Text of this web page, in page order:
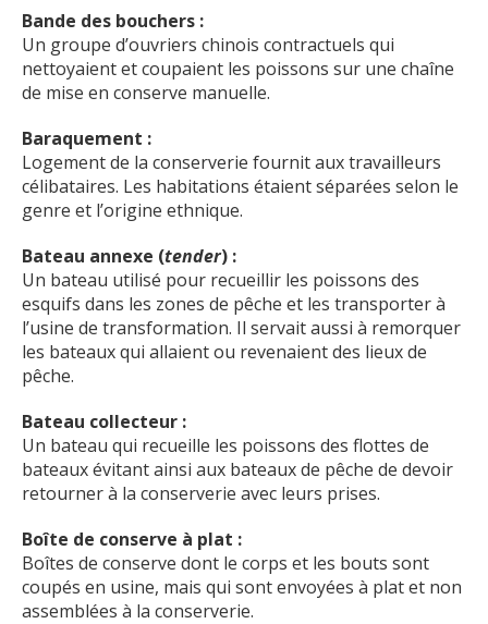
Bande des bouchers :
Un groupe d’ouvriers chinois contractuels qui
nettoyaient et coupaient les poissons sur une chaîne
de mise en conserve manuelle.
Baraquement :
Logement de la conserverie fournit aux travailleurs
célibataires. Les habitations étaient séparées selon le
genre et l’origine ethnique.
Bateau annexe (tender) :
Un bateau utilisé pour recueillir les poissons des
esquifs dans les zones de pêche et les transporter à
l’usine de transformation. Il servait aussi à remorquer
les bateaux qui allaient ou revenaient des lieux de
pêche.
Bateau collecteur :
Un bateau qui recueille les poissons des flottes de
bateaux évitant ainsi aux bateaux de pêche de devoir
retourner à la conserverie avec leurs prises.
Boîte de conserve à plat :
Boîtes de conserve dont le corps et les bouts sont
coupés en usine, mais qui sont envoyées à plat et non
assemblées à la conserverie.